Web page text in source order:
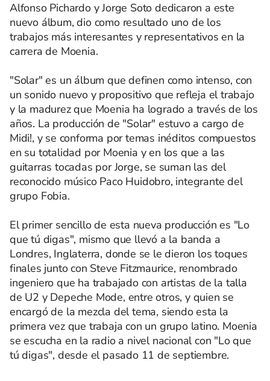
Alfonso Pichardo y Jorge Soto dedicaron a este
nuevo álbum, dio como resultado uno de los
trabajos más interesantes y representativos en la
carrera de Moenia.
"Solar" es un álbum que definen como intenso, con
un sonido nuevo y propositivo que refleja el trabajo
y la madurez que Moenia ha logrado a través de los
años. La producción de "Solar" estuvo a cargo de
Midi!, y se conforma por temas inéditos compuestos
en su totalidad por Moenia y en los que a las
guitarras tocadas por Jorge, se suman las del
reconocido músico Paco Huidobro, integrante del
grupo Fobia.
El primer sencillo de esta nueva producción es "Lo
que tú digas", mismo que llevó a la banda a
Londres, Inglaterra, donde se le dieron los toques
finales junto con Steve Fitzmaurice, renombrado
ingeniero que ha trabajado con artistas de la talla
de U2 y Depeche Mode, entre otros, y quien se
encargó de la mezcla del tema, siendo esta la
primera vez que trabaja con un grupo latino. Moenia
se escucha en la radio a nivel nacional con "Lo que
tú digas", desde el pasado 11 de septiembre.